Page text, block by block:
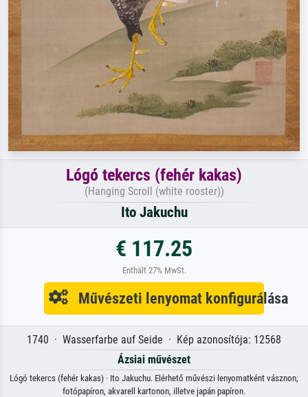
Lógó tekercs (fehér kakas)
(Hanging Scroll (white rooster))
Ito Jakuchu
€ 117.25
Enthält 27% MwSt.
Művészeti lenyomat konfigurálása
1740 · Wasserfarbe auf Seide · Kép azonosítója: 12568
Ázsiai művészet
Lógó tekercs (fehér kakas) · Ito Jakuchu. Elérhető művészi lenyomatként vásznon,
fotópapíron, akvarell kartonon, illetve japán papíron.